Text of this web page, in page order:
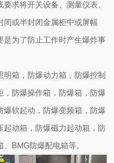
求将开关设备、测量仪表、
闭或半封闭金属柜中或屏幅
是为了防止工作时产生爆炸事
明箱，防爆动力箱，防爆控制
防爆操作箱，防爆箱，防爆
爆软起动，防爆变频箱，防爆
起动箱，防爆磁力起动箱，防
BMG防爆配电箱等。